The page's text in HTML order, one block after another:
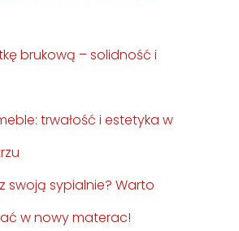
brukową – solidność i
trwałość i estetyka w
swoją sypialnie? Warto
w nowy materac!